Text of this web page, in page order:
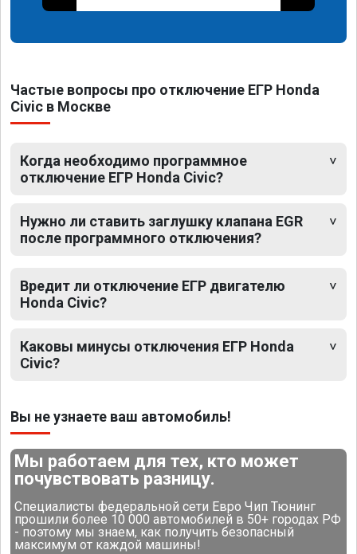
Частые вопросы про отключение ЕГР Honda
Civic в Москве
Когда необходимо программное
отключение ЕГР Honda Civic?
Нужно ли ставить заглушку клапана EGR
после программного отключения?
Вредит ли отключение ЕГР двигателю
Honda Civic?
Каковы минусы отключения ЕГР Honda
Civic?
Вы не узнаете ваш автомобиль!
Мы работаем для тех, кто может
почувствовать разницу.
Специалисты федеральной сети Евро Чип Тюнинг
прошили более 10 000 автомобилей в 50+ городах РФ
- поэтому мы знаем, как получить безопасный
максимум от каждой машины!